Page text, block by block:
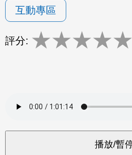
互動專區
評分: ★★★★★